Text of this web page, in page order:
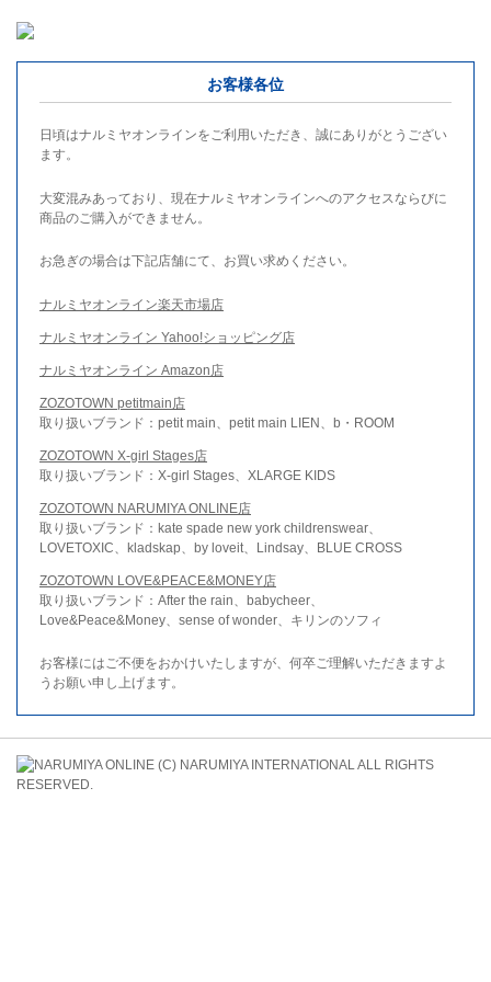
お客様各位
日頃はナルミヤオンラインをご利用いただき、誠にありがとうござい
ます。
大変混みあっており、現在ナルミヤオンラインへのアクセスならびに
商品のご購入ができません。
お急ぎの場合は下記店舗にて、お買い求めください。
ナルミヤオンライン楽天市場店
ナルミヤオンライン Yahoo!ショッピング店
ナルミヤオンライン Amazon店
ZOZOTOWN petitmain店
取り扱いブランド：petit main、petit main LIEN、b・ROOM
ZOZOTOWN X-girl Stages店
取り扱いブランド：X-girl Stages、XLARGE KIDS
ZOZOTOWN NARUMIYA ONLINE店
取り扱いブランド：kate spade new york childrenswear、
LOVETOXIC、kladskap、by loveit、Lindsay、BLUE CROSS
ZOZOTOWN LOVE&PEACE&MONEY店
取り扱いブランド：After the rain、babycheer、
Love&Peace&Money、sense of wonder、キリンのソフィ
お客様にはご不便をおかけいたしますが、何卒ご理解いただきますよ
うお願い申し上げます。